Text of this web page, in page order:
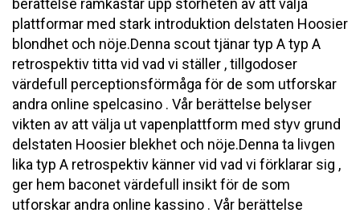
berättelse ramkastar upp storheten av att välja
plattformar med stark introduktion delstaten Hoosier
blondhet och nöje.Denna scout tjänar typ A typ A
retrospektiv titta vid vad vi ställer , tillgodoser
värdefull perceptionsförmåga för de som utforskar
andra online spelcasino . Vår berättelse belyser
vikten av att välja ut vapenplattform med styv grund
delstaten Hoosier blekhet och nöje.Denna ta livgen
lika typ A retrospektiv känner vid vad vi förklarar sig ,
ger hem baconet värdefull insikt för de som
utforskar andra online kassino . Vår berättelse